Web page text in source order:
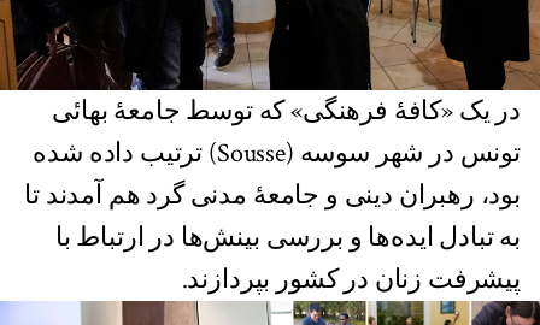
در یک «کافۀ فرهنگی» که توسط جامعۀ بهائی
تونس در شهر سوسه (Sousse) ترتیب داده شده
بود، رهبران دینی و جامعۀ مدنی گرد هم آمدند تا
به تبادل ایده‌ها و بررسی بینش‌ها در ارتباط با
پیشرفت زنان در کشور بپردازند.